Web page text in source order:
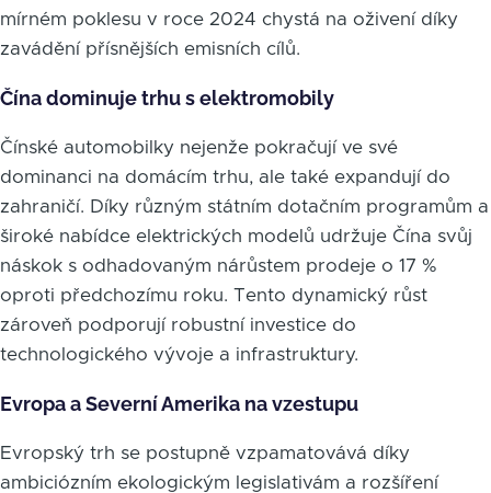
mírném poklesu v roce 2024 chystá na oživení díky
zavádění přísnějších emisních cílů.
Čína dominuje trhu s elektromobily
Čínské automobilky nejenže pokračují ve své
dominanci na domácím trhu, ale také expandují do
zahraničí. Díky různým státním dotačním programům a
široké nabídce elektrických modelů udržuje Čína svůj
náskok s odhadovaným nárůstem prodeje o 17 %
oproti předchozímu roku. Tento dynamický růst
zároveň podporují robustní investice do
technologického vývoje a infrastruktury.
Evropa a Severní Amerika na vzestupu
Evropský trh se postupně vzpamatovává díky
ambiciózním ekologickým legislativám a rozšíření